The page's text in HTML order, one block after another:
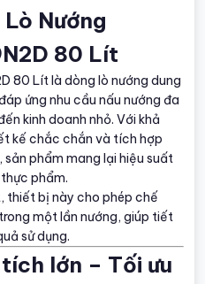
Lò Nướng
80 Lít
80 Lít là dòng lò nướng dung
ứng nhu cầu nấu nướng đa
kinh doanh nhỏ. Với khả
kế chắc chắn và tích hợp
phẩm mang lại hiệu suất
phẩm.
thiết bị này cho phép chế
một lần nướng, giúp tiết
sử dụng.
lớn – Tối ưu